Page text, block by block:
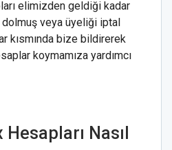
elimizden geldiği kadar
veya üyeliği iptal
kısmında bize bildirerek
koymamıza yardımcı
Nasıl